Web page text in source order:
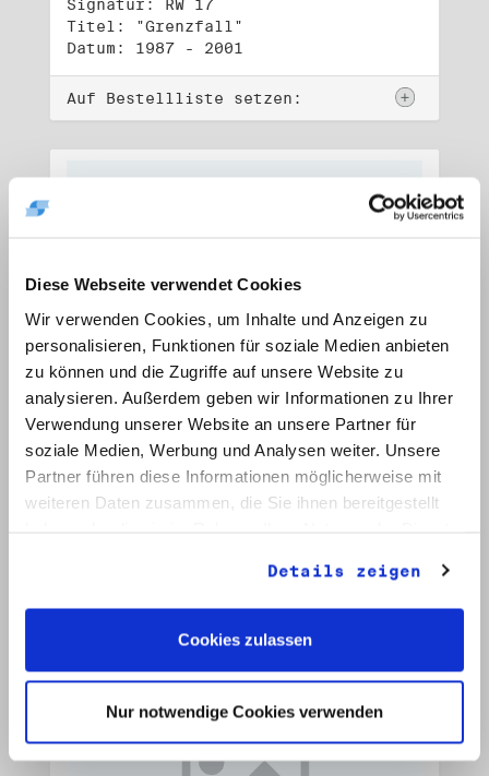
Diese Webseite verwendet Cookies
Wir verwenden Cookies, um Inhalte und Anzeigen zu
personalisieren, Funktionen für soziale Medien anbieten
zu können und die Zugriffe auf unsere Website zu
analysieren. Außerdem geben wir Informationen zu Ihrer
Verwendung unserer Website an unsere Partner für
soziale Medien, Werbung und Analysen weiter. Unsere
Partner führen diese Informationen möglicherweise mit
weiteren Daten zusammen, die Sie ihnen bereitgestellt
Details zeigen
Cookies zulassen
Nur notwendige Cookies verwenden
Signatur: RW 17
Titel: "Grenzfall"
Datum: 1987 - 2001
Auf Bestellliste setzen:
Signatur: RW 18
Titel: "Ostkreuz"
Datum: 1989